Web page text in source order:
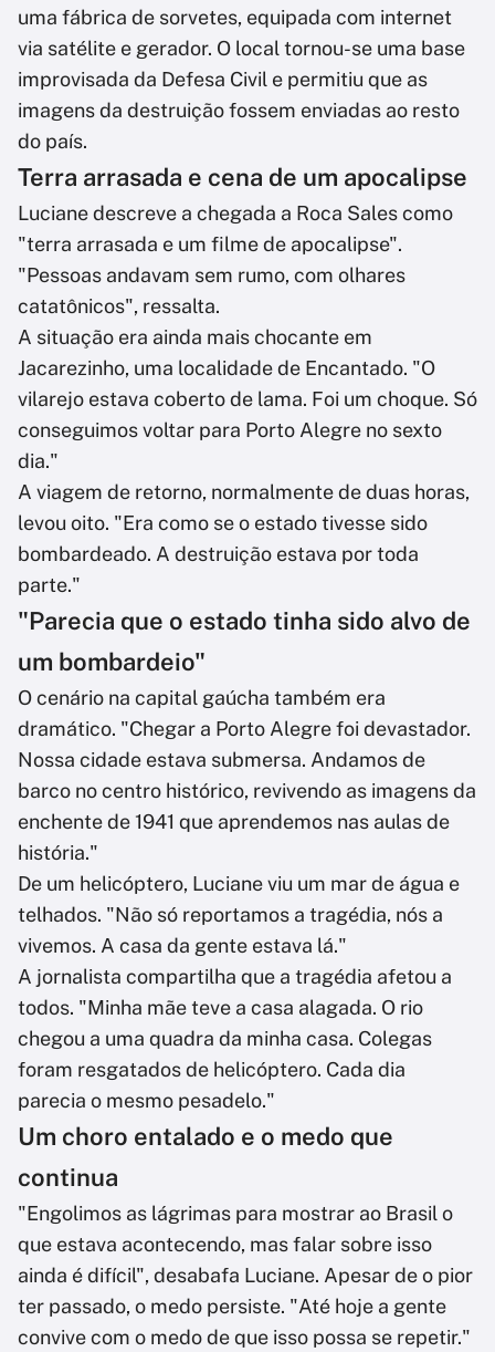
uma fábrica de sorvetes, equipada com internet
via satélite e gerador. O local tornou-se uma base
improvisada da Defesa Civil e permitiu que as
imagens da destruição fossem enviadas ao resto
do país.
Terra arrasada e cena de um apocalipse
Luciane descreve a chegada a Roca Sales como
"terra arrasada e um filme de apocalipse".
"Pessoas andavam sem rumo, com olhares
catatônicos", ressalta.
A situação era ainda mais chocante em
Jacarezinho, uma localidade de Encantado. "O
vilarejo estava coberto de lama. Foi um choque. Só
conseguimos voltar para Porto Alegre no sexto
dia."
A viagem de retorno, normalmente de duas horas,
levou oito. "Era como se o estado tivesse sido
bombardeado. A destruição estava por toda
parte."
"Parecia que o estado tinha sido alvo de
um bombardeio"
O cenário na capital gaúcha também era
dramático. "Chegar a Porto Alegre foi devastador.
Nossa cidade estava submersa. Andamos de
barco no centro histórico, revivendo as imagens da
enchente de 1941 que aprendemos nas aulas de
história."
De um helicóptero, Luciane viu um mar de água e
telhados. "Não só reportamos a tragédia, nós a
vivemos. A casa da gente estava lá."
A jornalista compartilha que a tragédia afetou a
todos. "Minha mãe teve a casa alagada. O rio
chegou a uma quadra da minha casa. Colegas
foram resgatados de helicóptero. Cada dia
parecia o mesmo pesadelo."
Um choro entalado e o medo que
continua
"Engolimos as lágrimas para mostrar ao Brasil o
que estava acontecendo, mas falar sobre isso
ainda é difícil", desabafa Luciane. Apesar de o pior
ter passado, o medo persiste. "Até hoje a gente
convive com o medo de que isso possa se repetir."